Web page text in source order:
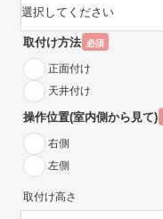
取付け方法 必須
正面付け
天井付け
操作位置(室内側から見て)
右側
左側
取付け高さ